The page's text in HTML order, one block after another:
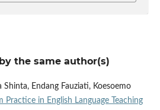
the same author(s)
Shinta, Endang Fauziati, Koesoemo
Practice in English Language Teaching